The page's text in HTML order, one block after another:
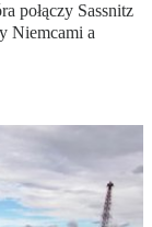
połączy Sassnitz
Niemcami a